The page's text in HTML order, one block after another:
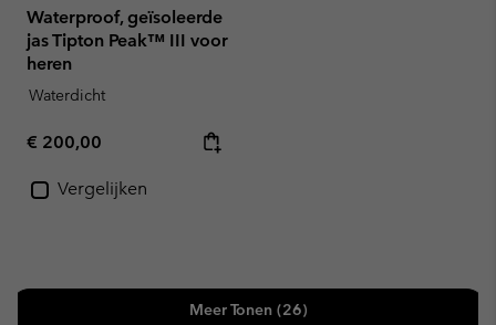
Waterproof, geïsoleerde
jas Tipton Peak™ III voor
heren
Waterdicht
Regular price:
€ 200,00
Vergelijken
Meer Tonen (26)